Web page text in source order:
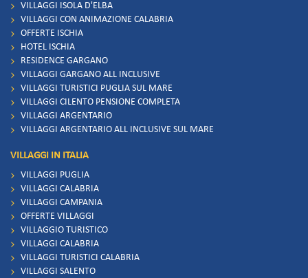
VILLAGGI ISOLA D'ELBA
VILLAGGI CON ANIMAZIONE CALABRIA
OFFERTE ISCHIA
HOTEL ISCHIA
RESIDENCE GARGANO
VILLAGGI GARGANO ALL INCLUSIVE
VILLAGGI TURISTICI PUGLIA SUL MARE
VILLAGGI CILENTO PENSIONE COMPLETA
VILLAGGI ARGENTARIO
VILLAGGI ARGENTARIO ALL INCLUSIVE SUL MARE
VILLAGGI IN ITALIA
VILLAGGI PUGLIA
VILLAGGI CALABRIA
VILLAGGI CAMPANIA
OFFERTE VILLAGGI
VILLAGGIO TURISTICO
VILLAGGI CALABRIA
VILLAGGI TURISTICI CALABRIA
VILLAGGI SALENTO